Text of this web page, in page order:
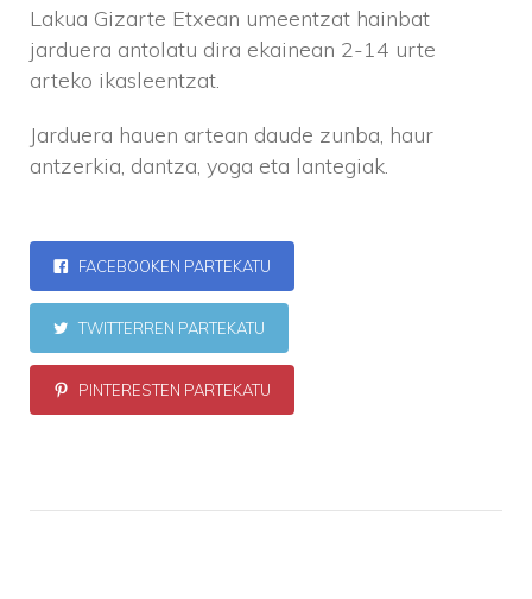
Lakua Gizarte Etxean umeentzat hainbat
jarduera antolatu dira ekainean 2-14 urte
arteko ikasleentzat.
Jarduera hauen artean daude zunba, haur
antzerkia, dantza, yoga eta lantegiak.
FACEBOOKEN PARTEKATU
TWITTERREN PARTEKATU
PINTERESTEN PARTEKATU